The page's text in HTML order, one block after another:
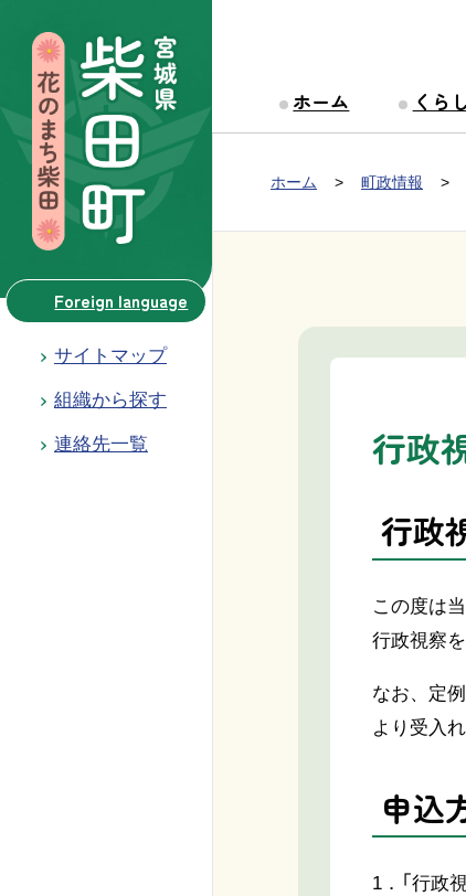
Foreign language
サイトマップ
組織から探す
連絡先一覧
Group NAV
ホーム くら
現在位置：
ホーム 町政情報
行政
行政
この度は
行政視察
なお、定
より受入
申込
1．「行政